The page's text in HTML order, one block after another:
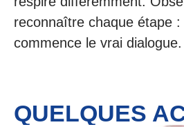
reconnaître chaque étape :
commence le vrai dialogue.
QUELQUES